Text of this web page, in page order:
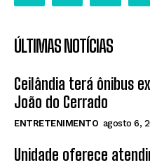
ÚLTIMAS NOTÍCIAS
Ceilândia terá ônibus
João do Cerrado
ENTRETENIMENTO agosto 6,
Unidade oferece